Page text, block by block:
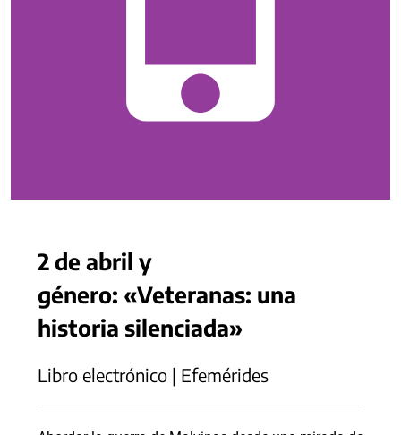
2 de abril y
género: «Veteranas: una
historia silenciada»
Libro electrónico | Efemérides